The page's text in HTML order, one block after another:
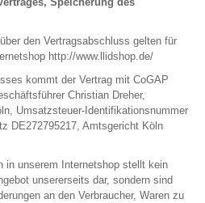
den Vertragsabschluss gelten für
http://www.llidshop.de/
kommt der Vertrag mit CoGAP
Christian Dreher,
Umsatzsteuer-Identifikationsnummer
DE272795217, Amtsgericht Köln
in unserem Internetshop stellt kein
unsererseits dar, sondern sind
an den Verbraucher, Waren zu